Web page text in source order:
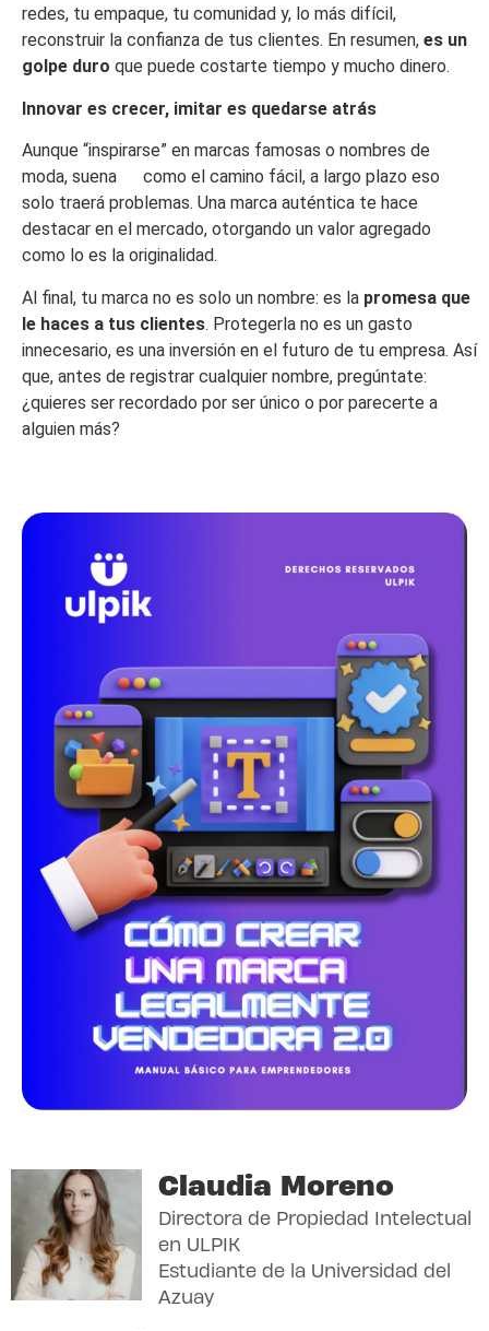
redes, tu empaque, tu comunidad y, lo más difícil,
reconstruir la confianza de tus clientes. En resumen, es un
golpe duro que puede costarte tiempo y mucho dinero.
Innovar es crecer, imitar es quedarse atrás
Aunque “inspirarse” en marcas famosas o nombres de
moda, suena como el camino fácil, a largo plazo eso
solo traerá problemas. Una marca auténtica te hace
destacar en el mercado, otorgando un valor agregado
como lo es la originalidad.
Al final, tu marca no es solo un nombre: es la promesa que
le haces a tus clientes. Protegerla no es un gasto
innecesario, es una inversión en el futuro de tu empresa. Así
que, antes de registrar cualquier nombre, pregúntate:
¿quieres ser recordado por ser único o por parecerte a
alguien más?
Claudia Moreno
Directora de Propiedad Intelectual
en ULPIK
Estudiante de la Universidad del
Azuay